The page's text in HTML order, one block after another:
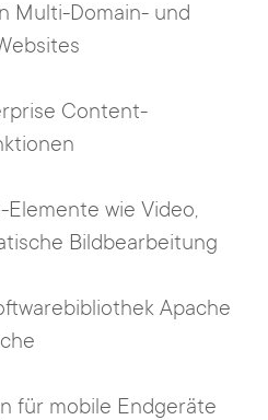
Multi-Domain- und
Content-
wie Video,
Bildbearbeitung
Apache
für mobile Endgeräte